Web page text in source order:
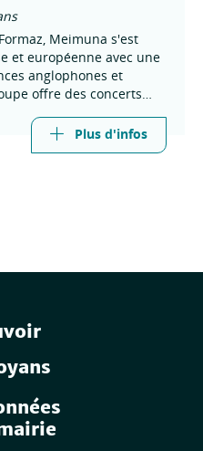
Meimuna s'est
et européenne avec une
anglophones et
offre des concerts
Plus d'infos